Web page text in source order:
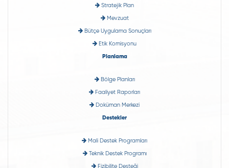
Stratejik Plan
Mevzuat
Bütçe Uygulama Sonuçları
Etik Komisyonu
Planlama
Bölge Planları
Faaliyet Raporları
Doküman Merkezi
Destekler
Mali Destek Programları
Teknik Destek Programı
Fizibilite Desteği